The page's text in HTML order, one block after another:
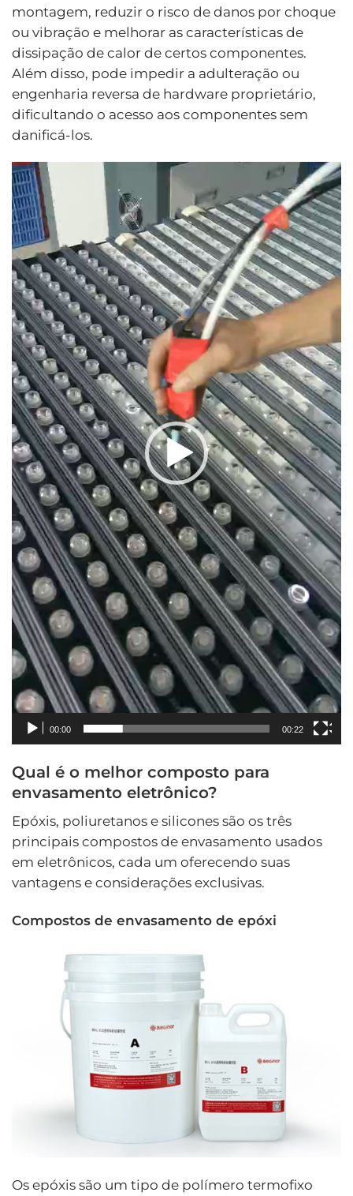
montagem, reduzir o risco de danos por choque
ou vibração e melhorar as características de
dissipação de calor de certos componentes.
Além disso, pode impedir a adulteração ou
engenharia reversa de hardware proprietário,
dificultando o acesso aos componentes sem
danificá-los.
Video
Player
00:00 00:22
Qual é o melhor composto para
envasamento eletrônico?
Epóxis, poliuretanos e silicones são os três
principais compostos de envasamento usados ​​
em eletrônicos, cada um oferecendo suas
vantagens e considerações exclusivas.
Compostos de envasamento de epóxi
Os epóxis são um tipo de polímero termofixo